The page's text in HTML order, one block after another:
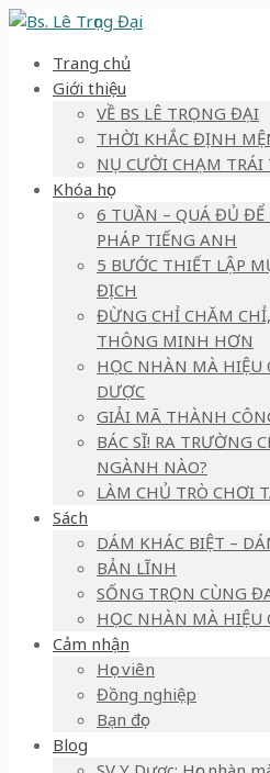
Trang chủ
Giới thiệu
VỀ BS LÊ TRỌNG ĐẠI
THỜI KHẮC ĐỊNH
NỤ CƯỜI CHẠM
Khóa học
6 TUẦN – QUÁ ĐỦ ĐỂ
PHÁP TIẾNG ANH
5 BƯỚC THIẾT LẬP
ĐỊCH
ĐỪNG CHỈ CHĂM
THÔNG MINH HƠN
HỌC NHÀN MÀ HIỆU
DƯỢC
GIẢI MÃ THÀNH
BÁC SĨ! RA TRƯỜNG
NGÀNH NÀO?
LÀM CHỦ TRÒ CHƠI
Sách
DÁM KHÁC BIỆT –
BẢN LĨNH
SỐNG TRỌN CÙNG
HỌC NHÀN MÀ HIỆU
Cảm nhận
Học viên
Đồng nghiệp
Bạn đọc
Blog